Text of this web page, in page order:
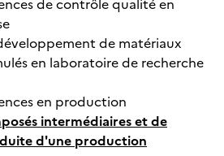
de contrôle qualité en
de matériaux
en laboratoire de recherche
en production
intermédiaires et de
d'une production